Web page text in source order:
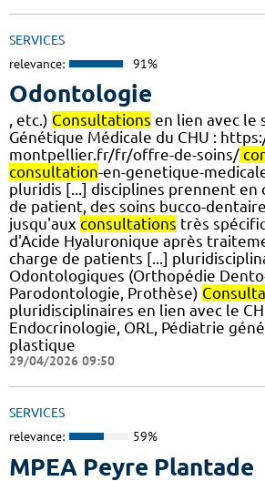
SERVICES
relevance: 91%
Odontologie
, etc.) Consultations en lien avec le
Génétique Médicale du CHU :
montpellier.fr/fr/offre-de-soins/
consultation-en-genetique-
pluridis [...] disciplines prennent en
de patient, des soins bucco-
jusqu'aux consultations très
d'Acide Hyaluronique après
charge de patients [...]
Odontologiques (Orthopédie
Parodontologie, Prothèse)
pluridisciplinaires en lien avec le
Endocrinologie, ORL, Pédiatrie
plastique
29/04/2026 09:50
SERVICES
relevance: 59%
MPEA Peyre Plantade